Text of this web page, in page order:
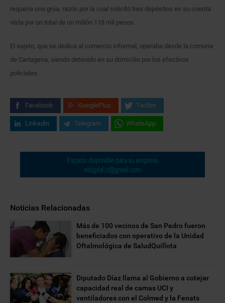
requería una grúa, razón por la cual solicitó tres depósitos en su cuenta
vista por un total de un millón 118 mil pesos.
El sujeto, que se dedica al comercio informal, operaba desde la comuna
de Cartagena, siendo detenido en su domicilio por los efectivos
policiales.
Facebook GooglePlus Twitter
Linkedin Telegram WhatsApp
Noticias Relacionadas
Más de 100 vecinos de San Pedro fueron
beneficiados con operativo de la Unidad
Oftalmológica de SaludQuillota
Diputado Díaz llama al Gobierno a cotejar
capacidad real de camas UCI y
ventiladores con el Colmed y la Fenats